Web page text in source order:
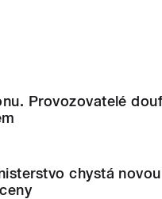
Provozovatelé
chystá novou